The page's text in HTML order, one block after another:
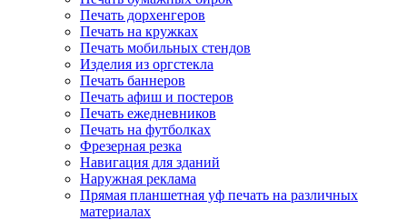
Печать дорхенгеров
Печать на кружках
Печать мобильных стендов
Изделия из оргстекла
Печать баннеров
Печать афиш и постеров
Печать ежедневников
Печать на футболках
Фрезерная резка
Навигация для зданий
Наружная реклама
Прямая планшетная уф печать на различных
материалах